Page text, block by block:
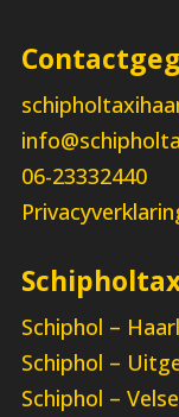
06-23332440
Schiphol –
Schiphol –
Schiphol –